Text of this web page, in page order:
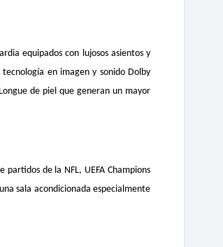
equipados con lujosos asientos y
en imagen y sonido Dolby
de piel que generan un mayor
de la NFL, UEFA Champions
sala acondicionada especialmente